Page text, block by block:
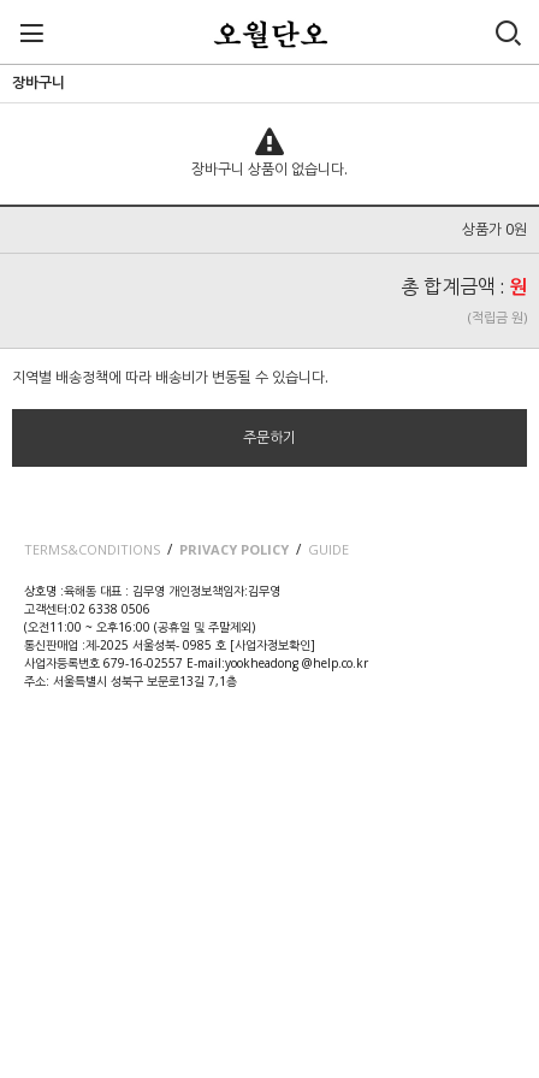
장바구니
장바구니 상품이 없습니다.
상품가 0원
총 합계금액 : 원
(적립금 원)
지역별 배송정책에 따라 배송비가 변동될 수 있습니다.
주문하기
TERMS&CONDITIONS / PRIVACY POLICY / GUIDE
상호명 :육해동 대표 : 김무영 개인정보책임자:김무영
고객센터:02 6338 0506
(오전11:00 ~ 오후16:00 (공휴일 및 주말제외)
통신판매업 :제-2025 서울성북- 0985 호 [사업자정보확인]
사업자등록번호 679-16-02557 E-mail:yookheadong @help.co.kr
주소: 서울특별시 성북구 보문로13길 7,1층